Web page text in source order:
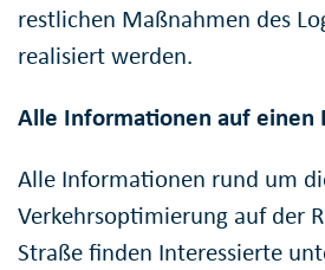
restlichen Maßnahmen des
realisiert werden.
Alle Informationen auf einen
Alle Informationen rund um
Verkehrsoptimierung auf der
Straße finden Interessierte